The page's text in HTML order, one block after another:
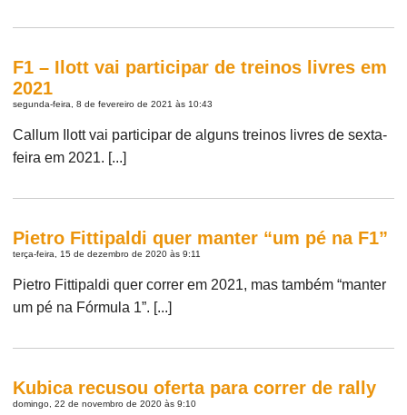
F1 – Ilott vai participar de treinos livres em
2021
segunda-feira, 8 de fevereiro de 2021 às 10:43
Callum Ilott vai participar de alguns treinos livres de sexta-
feira em 2021. [...]
Pietro Fittipaldi quer manter “um pé na F1”
terça-feira, 15 de dezembro de 2020 às 9:11
Pietro Fittipaldi quer correr em 2021, mas também “manter
um pé na Fórmula 1”. [...]
Kubica recusou oferta para correr de rally
domingo, 22 de novembro de 2020 às 9:10